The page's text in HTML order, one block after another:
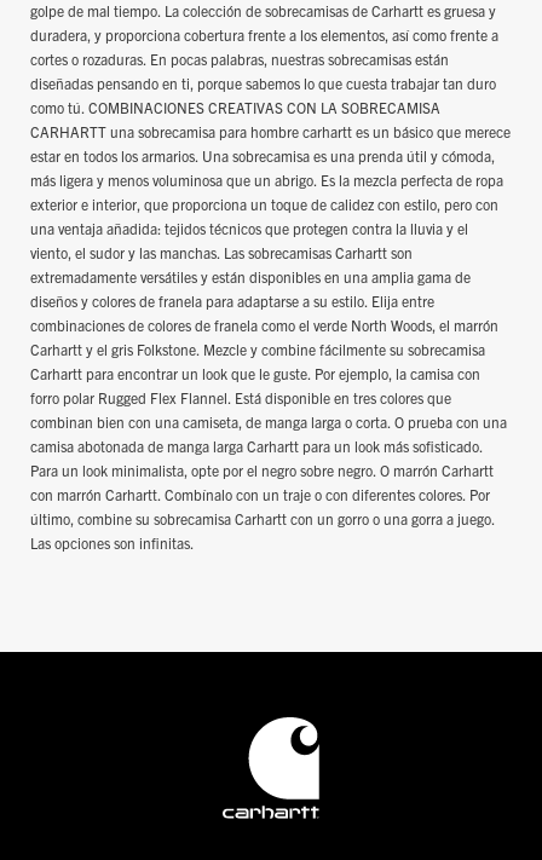
golpe de mal tiempo. La colección de sobrecamisas de Carhartt es gruesa y
duradera, y proporciona cobertura frente a los elementos, así como frente a
cortes o rozaduras. En pocas palabras, nuestras sobrecamisas están
diseñadas pensando en ti, porque sabemos lo que cuesta trabajar tan duro
como tú. COMBINACIONES CREATIVAS CON LA SOBRECAMISA
CARHARTT una sobrecamisa para hombre carhartt es un básico que merece
estar en todos los armarios. Una sobrecamisa es una prenda útil y cómoda,
más ligera y menos voluminosa que un abrigo. Es la mezcla perfecta de ropa
exterior e interior, que proporciona un toque de calidez con estilo, pero con
una ventaja añadida: tejidos técnicos que protegen contra la lluvia y el
viento, el sudor y las manchas. Las sobrecamisas Carhartt son
extremadamente versátiles y están disponibles en una amplia gama de
diseños y colores de franela para adaptarse a su estilo. Elija entre
combinaciones de colores de franela como el verde North Woods, el marrón
Carhartt y el gris Folkstone. Mezcle y combine fácilmente su sobrecamisa
Carhartt para encontrar un look que le guste. Por ejemplo, la camisa con
forro polar Rugged Flex Flannel. Está disponible en tres colores que
combinan bien con una camiseta, de manga larga o corta. O prueba con una
camisa abotonada de manga larga Carhartt para un look más sofisticado.
Para un look minimalista, opte por el negro sobre negro. O marrón Carhartt
con marrón Carhartt. Combínalo con un traje o con diferentes colores. Por
último, combine su sobrecamisa Carhartt con un gorro o una gorra a juego.
Las opciones son infinitas.